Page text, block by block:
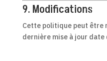
9. Modifications
Cette politique peut être
dernière mise à jour date